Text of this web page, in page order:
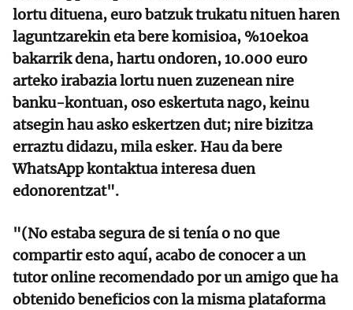
lortu dituena, euro batzuk trukatu nituen haren
laguntzarekin eta bere komisioa, %10ekoa
bakarrik dena, hartu ondoren, 10.000 euro
arteko irabazia lortu nuen zuzenean nire
banku-kontuan, oso eskertuta nago, keinu
atsegin hau asko eskertzen dut; nire bizitza
erraztu didazu, mila esker. Hau da bere
WhatsApp kontaktua interesa duen
edonorentzat".
"(No estaba segura de si tenía o no que
compartir esto aquí, acabo de conocer a un
tutor online recomendado por un amigo que ha
obtenido beneficios con la misma plataforma